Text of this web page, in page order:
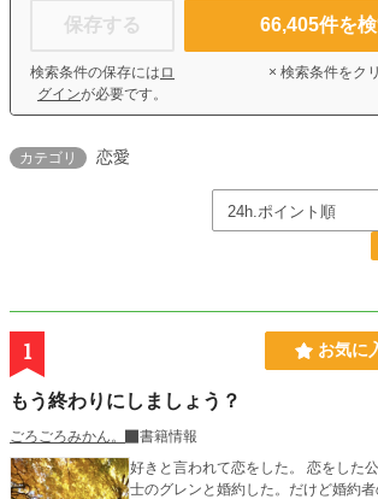
保存する
検索条件の保存には ロ
グインが必要です。
66,405件を
× 検索条件をク
カテゴリ 恋愛
1 お気に
もう終わりにしましょう？
ごろごろみかん。
書籍情報
好きと言われて恋をした。 恋をした
士のグレンと婚約した。だけど婚約者